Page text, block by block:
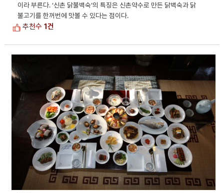
이라 부른다. ‘신촌 닭불백숙’의 특징은 신촌약수로 만든 닭백숙과 닭
불고기를 한꺼번에 맛볼 수 있다는 점이다.
추천수1건